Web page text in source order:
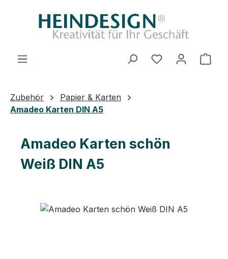
Zum Hauptinhalt springen
Du hast 0
Zubehör
Papier & Karten
Amadeo Karten DIN A5
Amadeo Karten schön
Weiß DIN A5